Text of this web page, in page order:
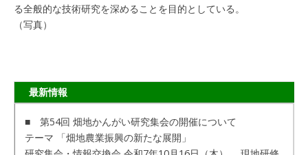
る全般的な技術研究を深めることを目的としている。
（写真）
最新情報
■ 第54回 畑地かんがい研究集会の開催について
テーマ 「畑地農業振興の新たな展開」